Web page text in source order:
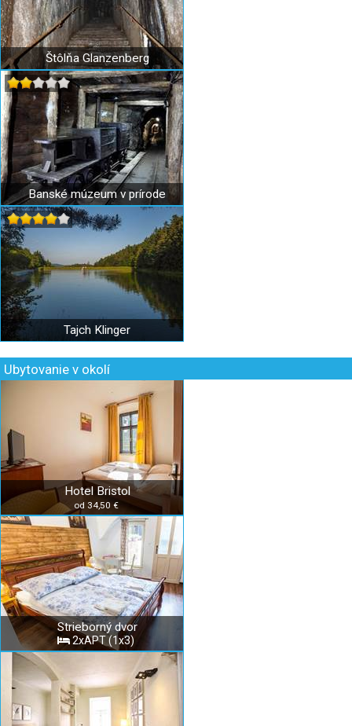
Štôlňa Glanzenberg
Banské múzeum v prírode
Tajch Klinger
Ubytovanie v okolí
Hotel Bristol
od 34,50 €
Strieborný dvor
2xAPT (1x3)